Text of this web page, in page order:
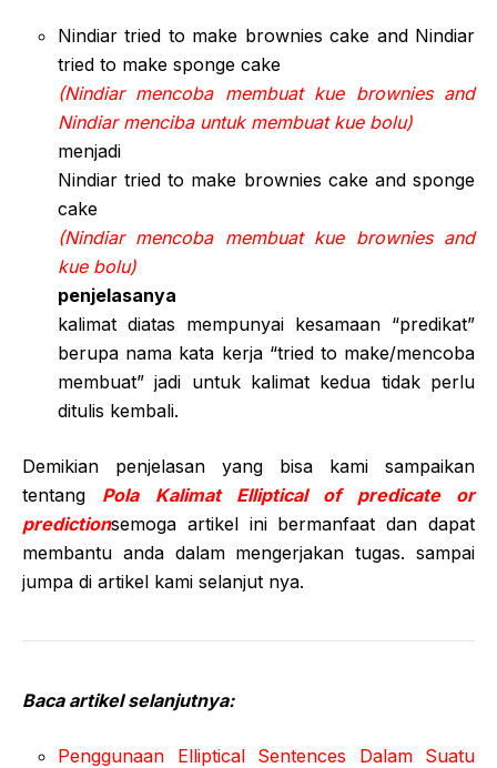
Nindiar tried to make brownies cake and Nindiar
tried to make sponge cake
(Nindiar mencoba membuat kue brownies and
Nindiar menciba untuk membuat kue bolu)
menjadi
Nindiar tried to make brownies cake and sponge
cake
(Nindiar mencoba membuat kue brownies and
kue bolu)
penjelasanya
kalimat diatas mempunyai kesamaan “predikat”
berupa nama kata kerja “tried to make/mencoba
membuat” jadi untuk kalimat kedua tidak perlu
ditulis kembali.
Demikian penjelasan yang bisa kami sampaikan
tentang Pola Kalimat Elliptical of predicate or
predictionsemoga artikel ini bermanfaat dan dapat
membantu anda dalam mengerjakan tugas. sampai
jumpa di artikel kami selanjut nya.
Baca artikel selanjutnya:
Penggunaan Elliptical Sentences Dalam Suatu